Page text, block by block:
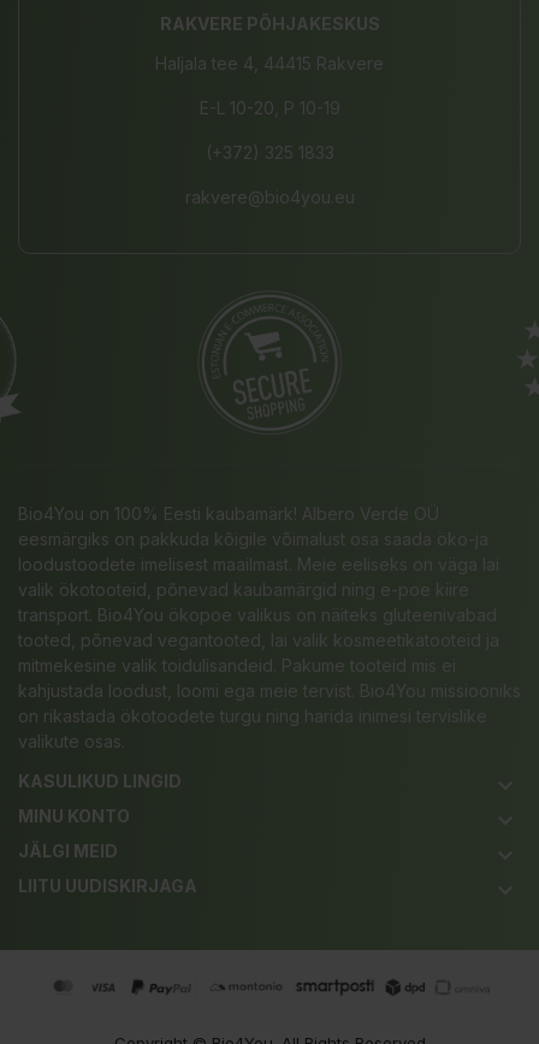
RAKVERE PÕHJAKESKUS
Haljala tee 4, 44415 Rakvere
E-L 10-20, P 10-19
(+372) 325 1833
rakvere@bio4you.eu
Bio4You on 100% Eesti kaubamärk! Albero Verde OÜ
eesmärgiks on pakkuda kõigile võimalust osa saada öko-ja
loodustoodete imelisest maailmast. Meie eeliseks on väga lai
valik ökotooteid, põnevad kaubamärgid ning e-poe kiire
transport. Bio4You ökopoe valikus on näiteks gluteenivabad
tooted, põnevad vegantooted, lai valik kosmeetikatooteid ja
mitmekesine valik toidulisandeid. Pakume tooteid mis ei
kahjustada loodust, loomi ega meie tervist. Bio4You missiooniks
on rikastada ökotoodete turgu ning harida inimesi tervislike
valikute osas.
KASULIKUD LINGID
keyboard_arrow_down
MINU KONTO keyboard_arrow_down
JÄLGI MEID keyboard_arrow_down
LIITU UUDISKIRJAGA keyboard_arrow_down